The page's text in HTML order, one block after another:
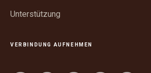
Unterstützung
VERBINDUNG AUFNEHMEN